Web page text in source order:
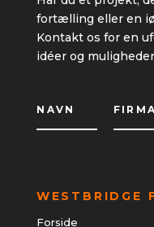
fortælling eller en
Kontakt os for en
idéer og
WESTBRIDGE
Forside